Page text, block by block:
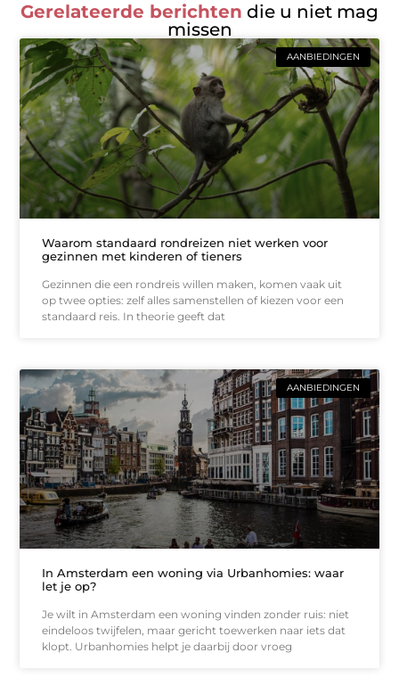
Gerelateerde berichten die u niet mag
missen
AANBIEDINGEN
Waarom standaard rondreizen niet werken voor
gezinnen met kinderen of tieners
Gezinnen die een rondreis willen maken, komen vaak uit
op twee opties: zelf alles samenstellen of kiezen voor een
standaard reis. In theorie geeft dat
AANBIEDINGEN
In Amsterdam een woning via Urbanhomies: waar
let je op?
Je wilt in Amsterdam een woning vinden zonder ruis: niet
eindeloos twijfelen, maar gericht toewerken naar iets dat
klopt. Urbanhomies helpt je daarbij door vroeg